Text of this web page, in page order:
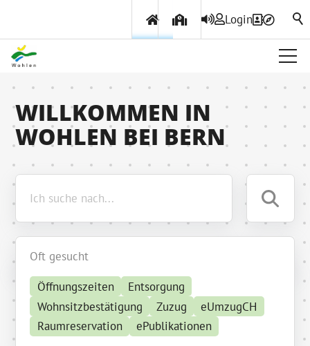
Login
Über Wohlen
Politik & Verwaltung
Themen & Services
WILLKOMMEN IN
WOHLEN BEI BERN
Oft gesucht
Öffnungszeiten
Entsorgung
Wohnsitzbestätigung
Zuzug
eUmzugCH
Raumreservation
ePublikationen